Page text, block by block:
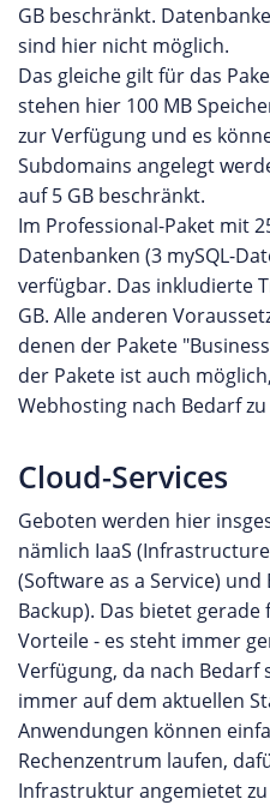
GB beschränkt.
sind hier nicht möglich.
Das gleiche gilt für das
stehen hier 100 MB
zur Verfügung und es
Subdomains angelegt
auf 5 GB beschränkt.
Im Professional-Paket mit
Datenbanken (3 mySQL-
verfügbar. Das inkludierte
GB. Alle anderen
denen der Pakete
der Pakete ist auch
Webhosting nach Bedarf
Cloud-Services
Geboten werden hier
nämlich IaaS (Infrastructure
(Software as a Service)
Backup). Das bietet
Vorteile - es steht immer
Verfügung, da nach
immer auf dem aktuellen
Anwendungen können
Rechenzentrum laufen,
Infrastruktur angemietet